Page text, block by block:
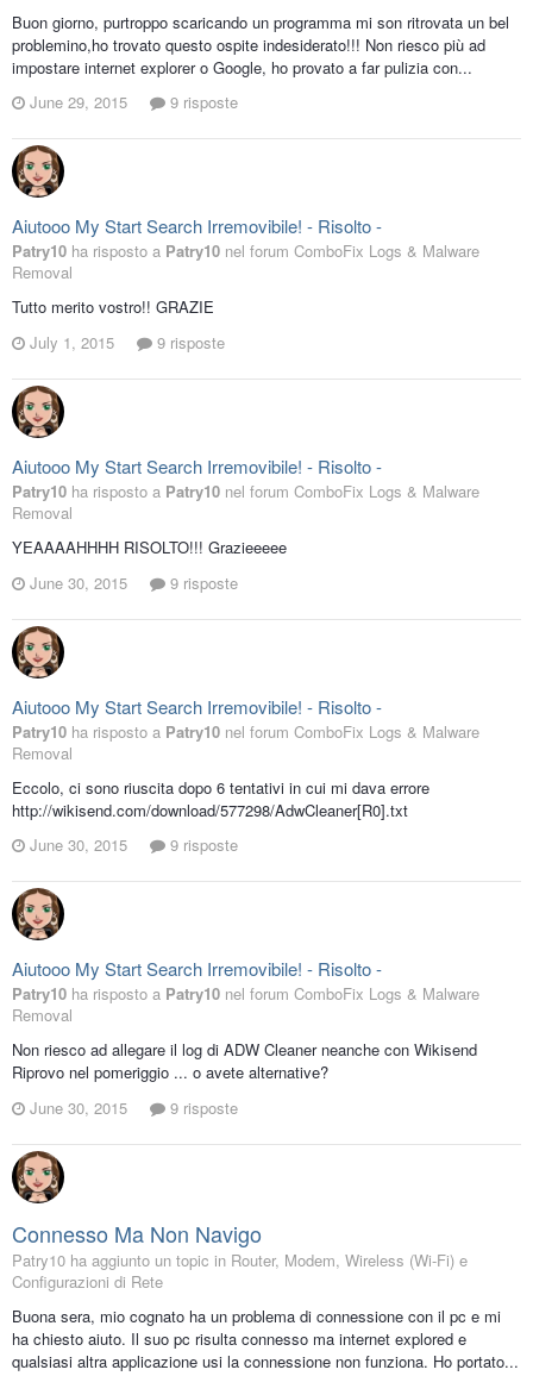
Buon giorno, purtroppo scaricando un programma mi son ritrovata un bel
problemino,ho trovato questo ospite indesiderato!!! Non riesco più ad
impostare internet explorer o Google, ho provato a far pulizia con...
June 29, 2015
9 risposte
Aiutooo My Start Search Irremovibile! - Risolto -
Patry10 ha risposto a Patry10 nel forum ComboFix Logs & Malware
Removal
Tutto merito vostro!! GRAZIE
July 1, 2015
9 risposte
Aiutooo My Start Search Irremovibile! - Risolto -
Patry10 ha risposto a Patry10 nel forum ComboFix Logs & Malware
Removal
YEAAAAHHHH RISOLTO!!! Grazieeeee
June 30, 2015
9 risposte
Aiutooo My Start Search Irremovibile! - Risolto -
Patry10 ha risposto a Patry10 nel forum ComboFix Logs & Malware
Removal
Eccolo, ci sono riuscita dopo 6 tentativi in cui mi dava errore
http://wikisend.com/download/577298/AdwCleaner[R0].txt
June 30, 2015
9 risposte
Aiutooo My Start Search Irremovibile! - Risolto -
Patry10 ha risposto a Patry10 nel forum ComboFix Logs & Malware
Removal
Non riesco ad allegare il log di ADW Cleaner neanche con Wikisend
Riprovo nel pomeriggio ... o avete alternative?
June 30, 2015
9 risposte
Connesso Ma Non Navigo
Patry10 ha aggiunto un topic in Router, Modem, Wireless (Wi-Fi) e
Configurazioni di Rete
Buona sera, mio cognato ha un problema di connessione con il pc e mi
ha chiesto aiuto. Il suo pc risulta connesso ma internet explored e
qualsiasi altra applicazione usi la connessione non funziona. Ho portato...